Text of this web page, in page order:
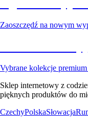
Zaoszczędź na nowym
Vybrane kolekcje
Sklep internetowy z
pięknych produktów do
CzechyPolskaSłowacja